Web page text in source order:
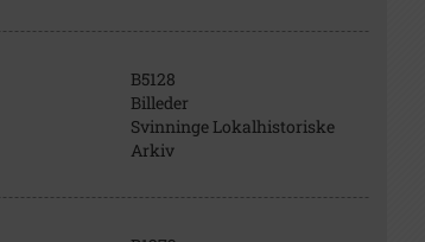
B5128
Billeder
Svinninge Lokalhistoriske
Arkiv